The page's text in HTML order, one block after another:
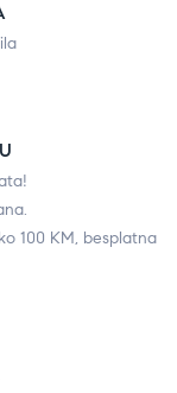
100 KM, besplatna